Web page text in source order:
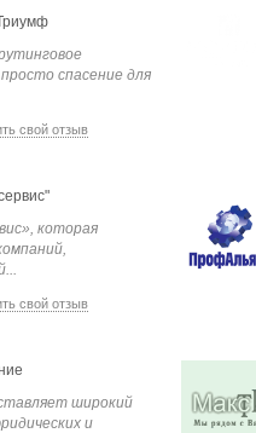
спасение для
свой отзыв
которая
свой отзыв
широкий
и